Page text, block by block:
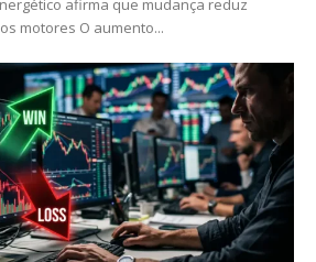
afirma que mudança reduz
motores O aumento...